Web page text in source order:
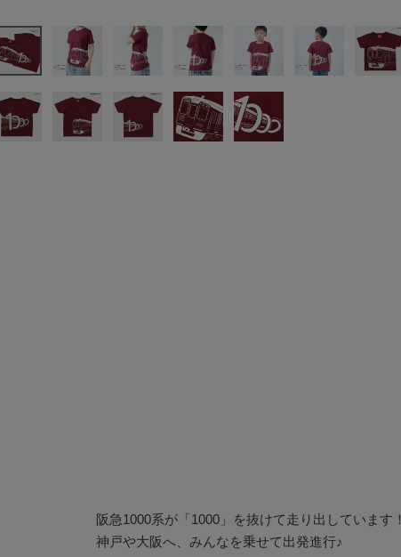
阪急1000系が「1000」を抜けて走り出しています！
神戸や大阪へ、みんなを乗せて出発進行♪